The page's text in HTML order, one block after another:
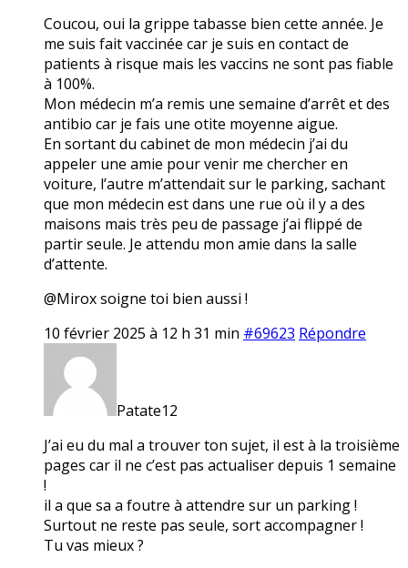
Coucou, oui la grippe tabasse bien cette année. Je
me suis fait vaccinée car je suis en contact de
patients à risque mais les vaccins ne sont pas fiable
à 100%.
Mon médecin m’a remis une semaine d’arrêt et des
antibio car je fais une otite moyenne aigue.
En sortant du cabinet de mon médecin j’ai du
appeler une amie pour venir me chercher en
voiture, l’autre m’attendait sur le parking, sachant
que mon médecin est dans une rue où il y a des
maisons mais très peu de passage j’ai flippé de
partir seule. Je attendu mon amie dans la salle
d’attente.
@Mirox soigne toi bien aussi !
10 février 2025 à 12 h 31 min #69623 Répondre
Patate12
J’ai eu du mal a trouver ton sujet, il est à la troisième
pages car il ne c’est pas actualiser depuis 1 semaine
!
il a que sa a foutre à attendre sur un parking !
Surtout ne reste pas seule, sort accompagner !
Tu vas mieux ?